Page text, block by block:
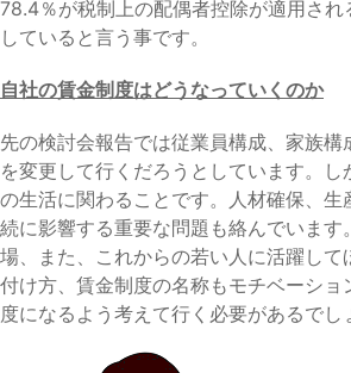
78.4％が税制上の配偶者控除が適用され
していると言う事です。
自社の賃金制度はどうなっていくのか
先の検討会報告では従業員構成、家族構
を変更して行くだろうとしています。し
の生活に関わることです。人材確保、生
続に影響する重要な問題も絡んでいます
場、また、これからの若い人に活躍して
付け方、賃金制度の名称もモチベーショ
度になるよう考えて行く必要があるでし